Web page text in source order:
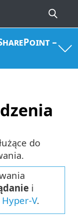
–
do
i
V.